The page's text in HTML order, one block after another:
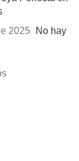
2025
No hay